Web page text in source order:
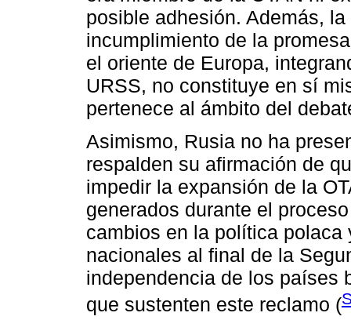
posible adhesión. Además,
incumplimiento de la
el oriente de Europa,
URSS, no constituye en sí
pertenece al ámbito del
Asimismo, Rusia no ha
respalden su afirmación de
impedir la expansión de la
generados durante el
cambios en la política
nacionales al final de la
independencia de los países
que sustenten este reclamo (